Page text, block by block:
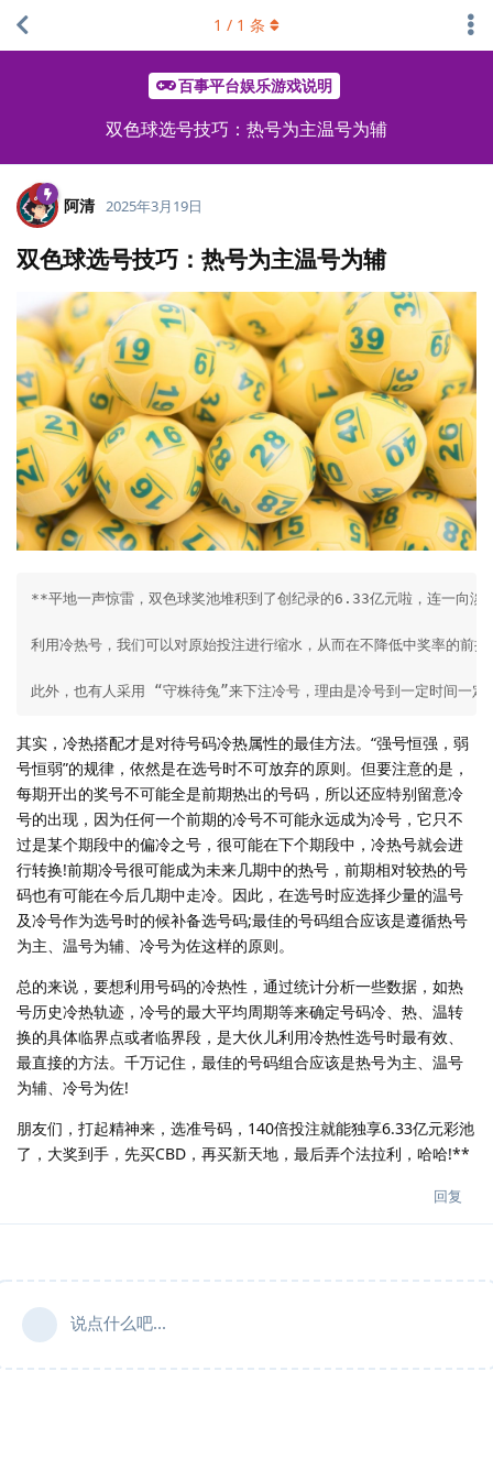
百事平台娱乐游戏说明
双色球选号技巧：热号为主温号为辅
1 / 1 条
阿清 2025年3月19日
双色球选号技巧：热号为主温号为辅
**平地一声惊雷，双色球奖池堆积到了创纪录的6.33亿元啦，连一向淡
利用冷热号，我们可以对原始投注进行缩水，从而在不降低中奖率的前
此外，也有人采用 “守株待兔”来下注冷号，理由是冷号到一定时间一
其实，冷热搭配才是对待号码冷热属性的最佳方法。“强号恒强，弱
号恒弱”的规律，依然是在选号时不可放弃的原则。但要注意的是，
每期开出的奖号不可能全是前期热出的号码，所以还应特别留意冷
号的出现，因为任何一个前期的冷号不可能永远成为冷号，它只不
过是某个期段中的偏冷之号，很可能在下个期段中，冷热号就会进
行转换!前期冷号很可能成为未来几期中的热号，前期相对较热的号
码也有可能在今后几期中走冷。因此，在选号时应选择少量的温号
及冷号作为选号时的候补备选号码;最佳的号码组合应该是遵循热号
为主、温号为辅、冷号为佐这样的原则。
总的来说，要想利用号码的冷热性，通过统计分析一些数据，如热
号历史冷热轨迹，冷号的最大平均周期等来确定号码冷、热、温转
换的具体临界点或者临界段，是大伙儿利用冷热性选号时最有效、
最直接的方法。千万记住，最佳的号码组合应该是热号为主、温号
为辅、冷号为佐!
朋友们，打起精神来，选准号码，140倍投注就能独享6.33亿元彩池
了，大奖到手，先买CBD，再买新天地，最后弄个法拉利，哈哈!**
回复
说点什么吧...